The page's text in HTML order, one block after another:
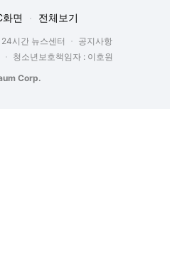
화면 전체보기
24시간 뉴스센터
공지사항
청소년보호책임자 : 이호원
Corp.